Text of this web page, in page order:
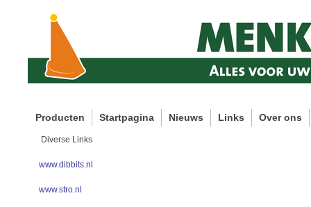
Producten Startpagina Nieuws Links Over ons
Diverse Links
www.dibbits.nl
www.stro.nl